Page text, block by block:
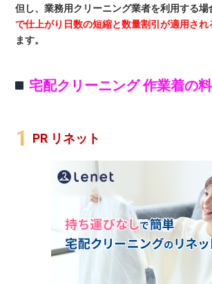
但し、業務用クリーニング業者を利用する場
で仕上がり日数の短縮と数量割引が適用され
ます。
宅配クリーニング 作業着の
PR リネット